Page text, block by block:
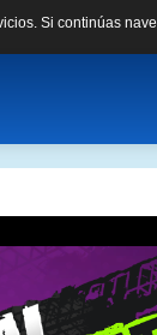
Si continúas